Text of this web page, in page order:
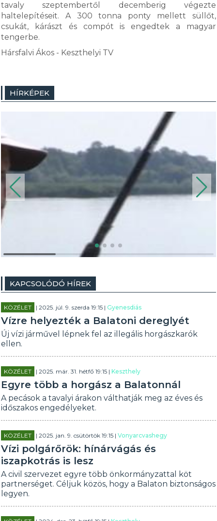
tavaly szeptembertől decemberig végezte
haltelepítéseit. A 300 tonna ponty mellett süllőt,
csukát, kárászt és compót is engedtek a magyar
tengerbe.
Hársfalvi Ákos - Keszthelyi TV
HÍRKÉPEK
KAPCSOLÓDÓ HÍREK
KÖZÉLET | 2025. júl. 9. szerda 19:15 |Gyenesdiás
Vízre helyezték a Balatoni dereglyét
Új vízi járművel lépnek fel az illegális horgászkarók
ellen.
KÖZÉLET | 2025. már. 31. hétfő 19:15 |Keszthely
Egyre több a horgász a Balatonnál
A pecások a tavalyi árakon válthatják meg az éves és
időszakos engedélyeket.
KÖZÉLET | 2025. jan. 9. csütörtök 19:15 |Vonyarcvashegy
Vízi polgárőrök: hínárvágás és
iszapkotrás is lesz
A civil szervezet egyre több önkormányzattal köt
partnerséget. Céljuk közös, hogy a Balaton biztonságos
legyen.